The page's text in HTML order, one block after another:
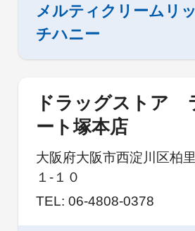
メルティクリームリ
チハニー
ドラッグストア
ート塚本店
大阪府大阪市西淀川区柏
１-１０
TEL: 06-4808-0378